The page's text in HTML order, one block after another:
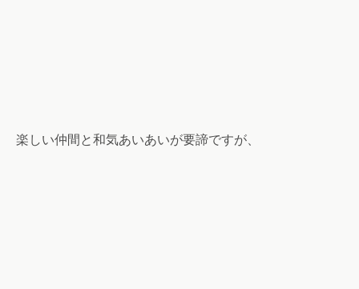
楽しい仲間と和気あいあいが要諦ですが、